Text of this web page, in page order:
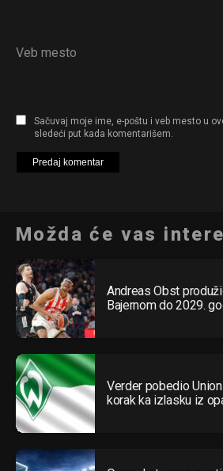
Veb mesto
Sačuvaj moje ime, e-poštu i veb mesto u
sledeći put kada komentarišem.
Možda će vas
Andreas Obst
Bajernom do 2029.
Verder pobedio
korak ka izlasku iz